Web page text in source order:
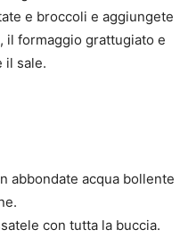
e broccoli e aggiungete
il formaggio grattugiato e
il sale.
abbondate acqua bollente
con tutta la buccia.